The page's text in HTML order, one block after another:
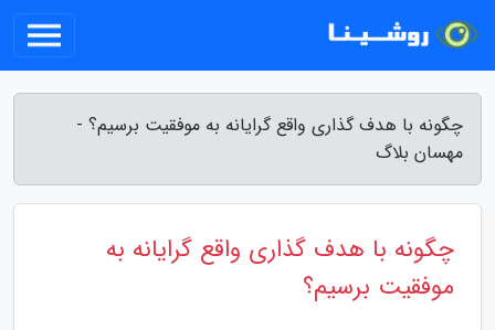
چگونه با هدف گذاری واقع گرایانه به موفقیت برسیم؟ -
مهسان بلاگ
چگونه با هدف گذاری واقع گرایانه به
موفقیت برسیم؟